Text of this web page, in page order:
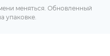
меняться. Обновленный
упаковке.